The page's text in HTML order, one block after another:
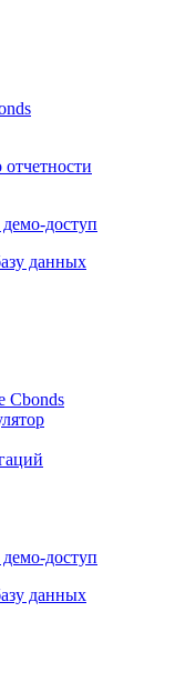
данных
данных